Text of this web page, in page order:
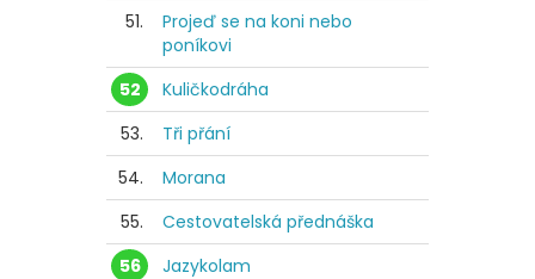
51.
Projeď se na koni nebo
poníkovi
52
Kuličkodráha
53.
Tři přání
54.
Morana
55.
Cestovatelská přednáška
56
Jazykolam